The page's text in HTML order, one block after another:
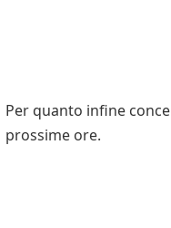
Per quanto infine
prossime ore.